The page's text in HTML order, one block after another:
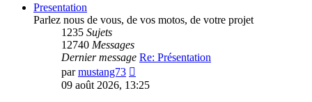
Presentation
Parlez nous de vous, de vos motos, de votre projet
1235 Sujets
12740 Messages
Dernier message Re: Présentation
parmustang73
le
09 août 2026, 13:25